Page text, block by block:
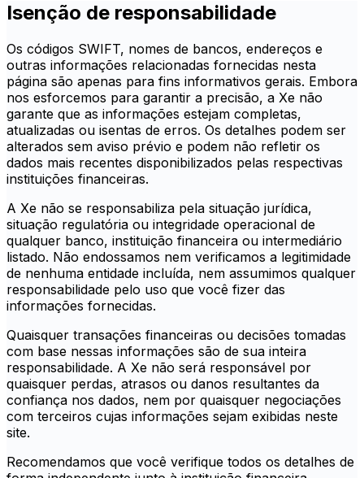
Isenção de responsabilidade
Os códigos SWIFT, nomes de bancos, endereços e
outras informações relacionadas fornecidas nesta
página são apenas para fins informativos gerais. Embora
nos esforcemos para garantir a precisão, a Xe não
garante que as informações estejam completas,
atualizadas ou isentas de erros. Os detalhes podem ser
alterados sem aviso prévio e podem não refletir os
dados mais recentes disponibilizados pelas respectivas
instituições financeiras.
A Xe não se responsabiliza pela situação jurídica,
situação regulatória ou integridade operacional de
qualquer banco, instituição financeira ou intermediário
listado. Não endossamos nem verificamos a legitimidade
de nenhuma entidade incluída, nem assumimos qualquer
responsabilidade pelo uso que você fizer das
informações fornecidas.
Quaisquer transações financeiras ou decisões tomadas
com base nessas informações são de sua inteira
responsabilidade. A Xe não será responsável por
quaisquer perdas, atrasos ou danos resultantes da
confiança nos dados, nem por quaisquer negociações
com terceiros cujas informações sejam exibidas neste
site.
Recomendamos que você verifique todos os detalhes de